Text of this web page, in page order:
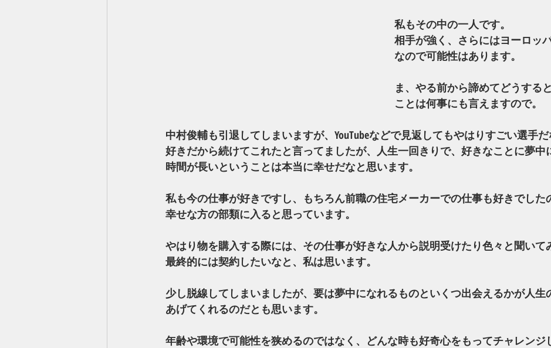
私もその中の一人です。
相手が強く、さらにはヨーロッ
なので可能性はあります。
ま、やる前から諦めてどうする
ことは何事にも言えますので。
中村俊輔も引退してしまいますが、YouTubeなどで見返してもやはりすごい選手だ
好きだから続けてこれたと言ってましたが、人生一回きりで、好きなことに夢中
時間が長いということは本当に幸せだなと思います。
私も今の仕事が好きですし、もちろん前職の住宅メーカーでの仕事も好きでした
幸せな方の部類に入ると思っています。
やはり物を購入する際には、その仕事が好きな人から説明受けたり色々と聞いて
最終的には契約したいなと、私は思います。
少し脱線してしまいましたが、要は夢中になれるものといくつ出会えるかが人生
あげてくれるのだとも思います。
年齢や環境で可能性を狭めるのではなく、どんな時も好奇心をもってチャレンジ